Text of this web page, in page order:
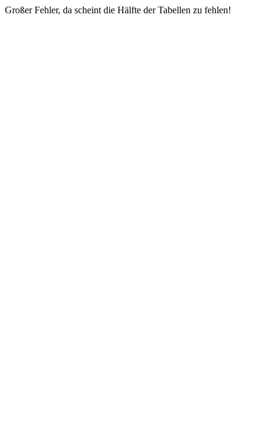
Großer Fehler, da scheint die Hälfte der Tabellen zu fehlen!